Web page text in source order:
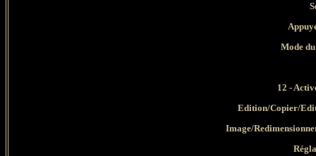
Appuyer
Mode
12 -
Edition/Copier/
Image/